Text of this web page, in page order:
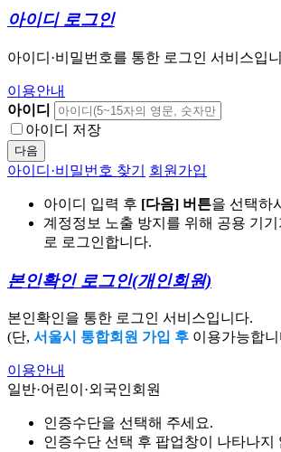
아이디 로그인
아이디·비밀번호를 통한 로그인 서비스입
이용안내
아이디
아이디 저장
다음
아이디·비밀번호 찾기 회원가입
아이디 입력 후 [다음] 버튼을 선택하
계정정보 노출 방지를 위해 공용 기기
로 로그인합니다.
본인확인 로그인(개인회원)
본인확인을 통한 로그인 서비스입니다.
(단, 서울시 통합회원 가입 후 이용가능합
이용안내
일반·어린이·외국인회원
인증수단을 선택해 주세요.
인증수단 선택 후 팝업창이 나타나지